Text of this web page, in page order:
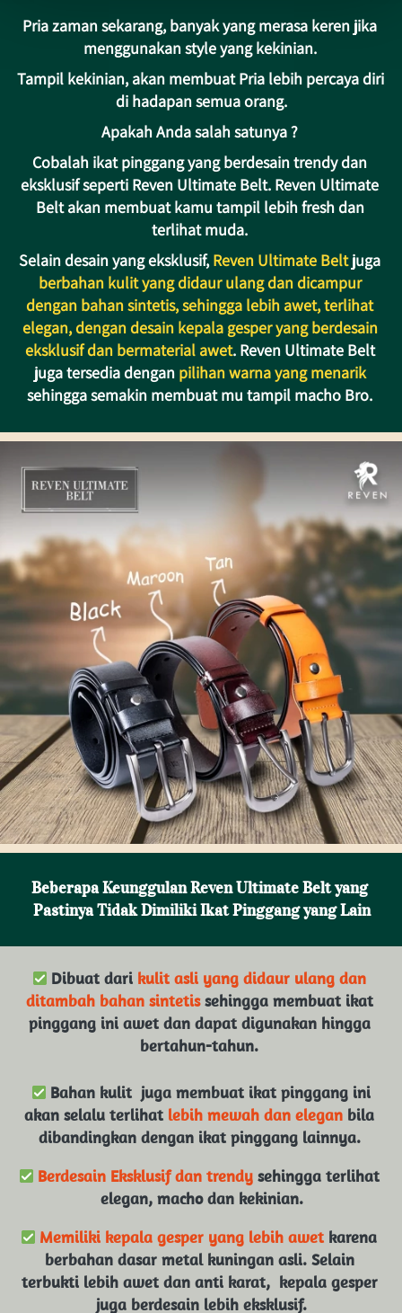
Pria zaman sekarang, banyak yang merasa keren jika
menggunakan style yang kekinian.
Tampil kekinian, akan membuat Pria lebih percaya diri
di hadapan semua orang.
Apakah Anda salah satunya ?
Cobalah ikat pinggang yang berdesain trendy dan
eksklusif seperti Reven Ultimate Belt. Reven Ultimate
Belt akan membuat kamu tampil lebih fresh dan
terlihat muda.
Selain desain yang eksklusif, Reven Ultimate Belt
berbahan kulit yang didaur ulang dan dicampur
dengan bahan sintetis, sehingga lebih awet, terlihat
elegan, dengan desain kepala gesper yang berdesain
eksklusif dan bermaterial awet. Reven Ultimate Belt
juga tersedia dengan pilihan warna yang menarik
sehingga semakin membuat mu tampil macho Bro.
Beberapa Keunggulan Reven Ultimate Belt yang
Pastinya Tidak Dimiliki Ikat Pinggang yang Lain
Dibuat dari kulit asli yang didaur ulang dan
ditambah bahan sintetis sehingga membuat ikat
pinggang ini awet dan dapat digunakan hingga
bertahun-tahun.
Bahan kulit  juga membuat ikat pinggang ini
akan selalu terlihat lebih mewah dan elegan bila
dibandingkan dengan ikat pinggang lainnya.
Berdesain Eksklusif dan trendy sehingga terlihat
elegan, macho dan kekinian.
Memiliki kepala gesper yang lebih awet karena
berbahan dasar metal kuningan asli. Selain
terbukti lebih awet dan anti karat,  kepala gesper
juga berdesain lebih eksklusif.